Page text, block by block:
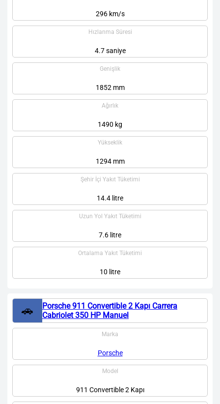
296 km/s
Hızlanma Süresi
4.7 saniye
Genişlik
1852 mm
Ağırlık
1490 kg
Yükseklik
1294 mm
Şehir İçi Yakıt Tüketimi
14.4 litre
Uzun Yol Yakıt Tüketimi
7.6 litre
Ortalama Yakıt Tüketimi
10 litre
🚗
Porsche 911 Convertible 2 Kapı Carrera
Cabriolet 350 HP Manuel
Marka
Porsche
Model
911 Convertible 2 Kapı